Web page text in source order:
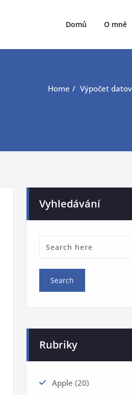
Domů O mně
Home Výpočet
Vyhledávání
Rubriky
Apple (20)